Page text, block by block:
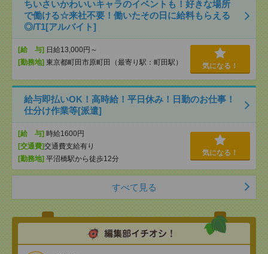
ちいさいかわいいキャラのイベントも！好きな場所
で働ける☆来社不要！働いたその日に給料もらえる
◎/T1[アルバイト]
[給 与] 日給13,000円～
[勤務地] 東京都町田市原町田（最寄り駅：町田駅） 気になる！
給与即払いOK！高時給！平日休み！日勤のお仕事！
仕分け作業等[派遣]
[給 与] 時給1600円
[交通費]交通費支給有り
[勤務地] 平沼橋駅から徒歩12分
気になる！
すべて見る